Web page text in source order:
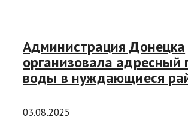
Администрация Донецка
организовала адресный
воды в нуждающиеся
03.08.2025